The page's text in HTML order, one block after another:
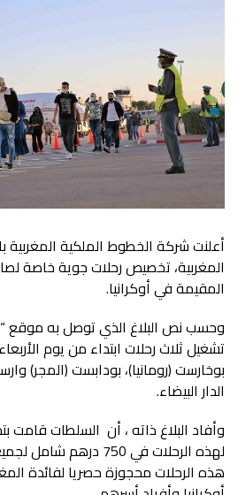
أعلنت شركة الخطوط الملكية المغربية
المغربية، تخصيص رحلات جوية خاصة
المقيمة في أوكرانيا.
بوخارست (رومانيا)، بودابست (المجر)
الدار البيضاء.
وأفاد البلاغ ذاته ، أن السلطات قامت
لهذه الرحلات في 750
هذه الرحلات محجوزة حصريا لفائدة